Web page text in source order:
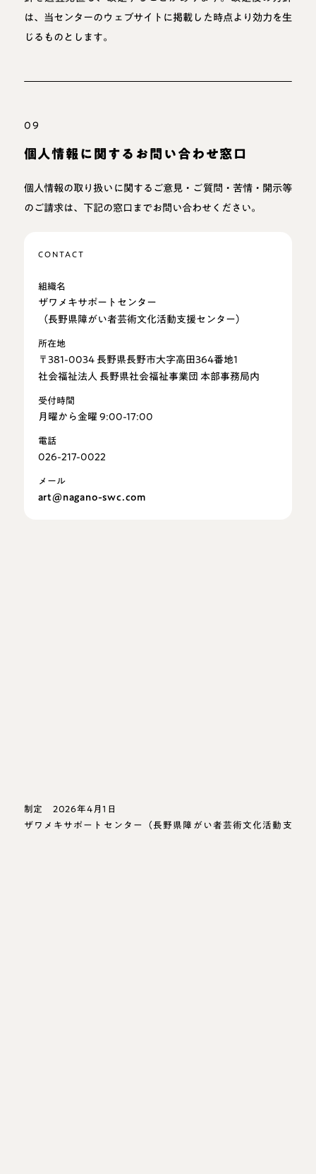
は、当センターのウェブサイトに掲載した時点より効力を生
じるものとします。
09
個人情報に関するお問い合わせ窓口
個人情報の取り扱いに関するご意見・ご質問・苦情・開示等
のご請求は、下記の窓口までお問い合わせください。
CONTACT
組織名
ザワメキサポートセンター
（長野県障がい者芸術文化活動支援センター）
所在地
〒381-0034 長野県長野市大字高田364番地1
社会福祉法人 長野県社会福祉事業団 本部事務局内
受付時間
月曜から金曜 9:00-17:00
電話
026-217-0022
メール
art@nagano-swc.com
制定 2026年4月1日
ザワメキサポートセンター（長野県障がい者芸術文化活動支